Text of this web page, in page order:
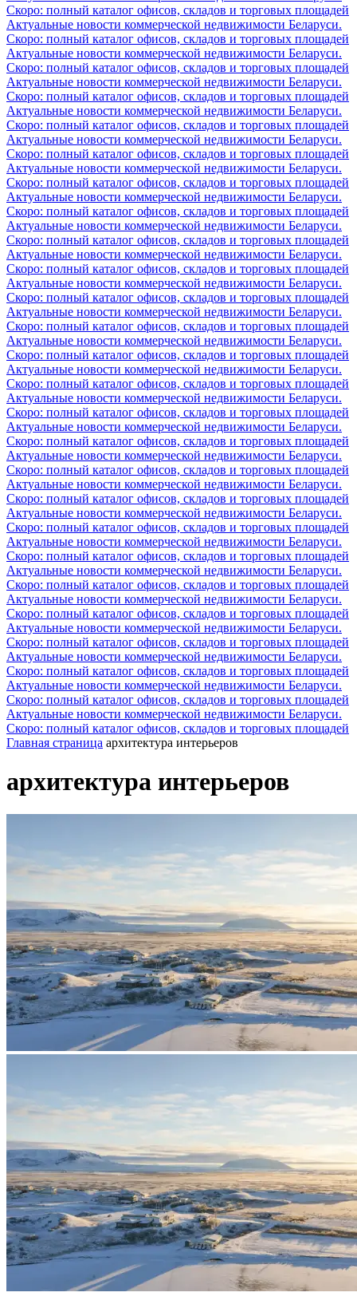
Скоро: полный каталог офисов, складов и торговых площадей
Актуальные новости коммерческой недвижимости Беларуси.
Скоро: полный каталог офисов, складов и торговых площадей
Актуальные новости коммерческой недвижимости Беларуси.
Скоро: полный каталог офисов, складов и торговых площадей
Актуальные новости коммерческой недвижимости Беларуси.
Скоро: полный каталог офисов, складов и торговых площадей
Актуальные новости коммерческой недвижимости Беларуси.
Скоро: полный каталог офисов, складов и торговых площадей
Актуальные новости коммерческой недвижимости Беларуси.
Скоро: полный каталог офисов, складов и торговых площадей
Актуальные новости коммерческой недвижимости Беларуси.
Скоро: полный каталог офисов, складов и торговых площадей
Актуальные новости коммерческой недвижимости Беларуси.
Скоро: полный каталог офисов, складов и торговых площадей
Актуальные новости коммерческой недвижимости Беларуси.
Скоро: полный каталог офисов, складов и торговых площадей
Актуальные новости коммерческой недвижимости Беларуси.
Скоро: полный каталог офисов, складов и торговых площадей
Актуальные новости коммерческой недвижимости Беларуси.
Скоро: полный каталог офисов, складов и торговых площадей
Актуальные новости коммерческой недвижимости Беларуси.
Скоро: полный каталог офисов, складов и торговых площадей
Актуальные новости коммерческой недвижимости Беларуси.
Скоро: полный каталог офисов, складов и торговых площадей
Актуальные новости коммерческой недвижимости Беларуси.
Скоро: полный каталог офисов, складов и торговых площадей
Актуальные новости коммерческой недвижимости Беларуси.
Скоро: полный каталог офисов, складов и торговых площадей
Актуальные новости коммерческой недвижимости Беларуси.
Скоро: полный каталог офисов, складов и торговых площадей
Актуальные новости коммерческой недвижимости Беларуси.
Скоро: полный каталог офисов, складов и торговых площадей
Актуальные новости коммерческой недвижимости Беларуси.
Скоро: полный каталог офисов, складов и торговых площадей
Актуальные новости коммерческой недвижимости Беларуси.
Скоро: полный каталог офисов, складов и торговых площадей
Актуальные новости коммерческой недвижимости Беларуси.
Скоро: полный каталог офисов, складов и торговых площадей
Актуальные новости коммерческой недвижимости Беларуси.
Скоро: полный каталог офисов, складов и торговых площадей
Актуальные новости коммерческой недвижимости Беларуси.
Скоро: полный каталог офисов, складов и торговых площадей
Актуальные новости коммерческой недвижимости Беларуси.
Скоро: полный каталог офисов, складов и торговых площадей
Актуальные новости коммерческой недвижимости Беларуси.
Скоро: полный каталог офисов, складов и торговых площадей
Актуальные новости коммерческой недвижимости Беларуси.
Скоро: полный каталог офисов, складов и торговых площадей
Актуальные новости коммерческой недвижимости Беларуси.
Скоро: полный каталог офисов, складов и торговых площадей
Главная страница архитектура интерьеров
архитектура интерьеров